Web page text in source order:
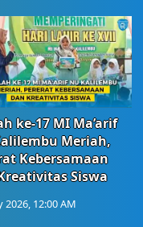
ke-17 MI Ma’arif
Meriah,
Kebersamaan
Siswa
2026, 12:00 AM